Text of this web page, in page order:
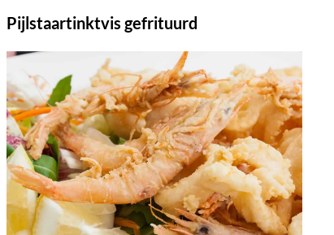
Pijlstaartinktvis gefrituurd